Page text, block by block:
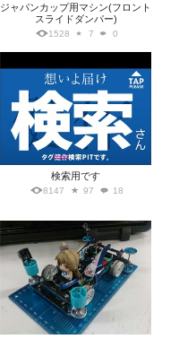
ジャパンカップ用マシン(フロント
スライドダンパー)
1528 7 0
検索用です
8147 97 18